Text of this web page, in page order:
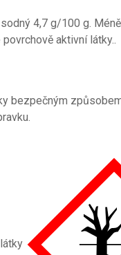
4,7 g/100 g.
aktivní látky..
bezpečným